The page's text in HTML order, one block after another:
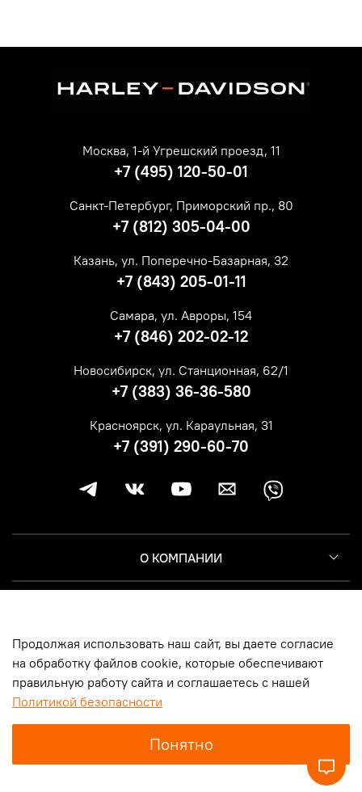
О КОМПАНИИ
ИНФОРМАЦИЯ
Москва, 1-й Угрешский проезд, 11
+7 (495) 120-50-01
Санкт-Петербург, Приморский пр., 80
+7 (812) 305-04-00
Казань, ул. Поперечно-Базарная, 32
+7 (843) 205-01-11
Самара, ул. Авроры, 154
+7 (846) 202-02-12
Новосибирск, ул. Станционная, 62/1
+7 (383) 36-36-580
Красноярск, ул. Караульная, 31
+7 (391) 290-60-70
Самара | Санкт-Петербург | Красноярск, ООО «Мототрейд», ИНН
Продолжая использовать наш сайт, вы даете согласие
на обработку файлов cookie, которые обеспечивают
правильную работу сайта и соглашаетесь с нашей
Политикой безопасности
Понятно